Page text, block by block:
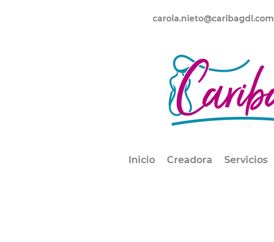
carola.nieto@caribagdl.com
Inicio Creadora Servicios